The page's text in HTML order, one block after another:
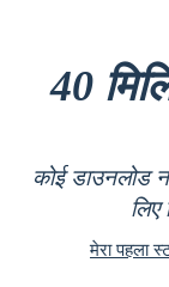
40
कोई डाउनलोड
मेरा पहला